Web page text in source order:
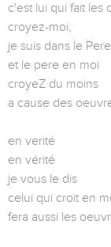
c'est lui qui fait les
croyez-moi,
je suis dans le Pere
et le pere en moi
croyeZ du moins
a cause des
en verité
en vérité
je vous le dis
celui qui croit en
fera aussi les